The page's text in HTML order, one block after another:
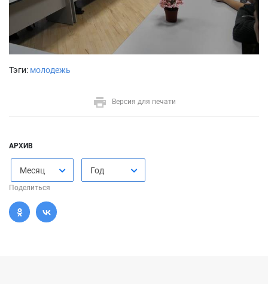
Тэги: молодежь
Версия для печати
АРХИВ
Месяц Год
Поделиться